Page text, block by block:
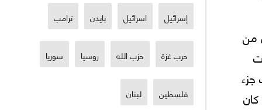
من
جزء
إسرائيل اسرائيل بايدن ترامب
حرب غزة حزب الله روسيا سوريا
فلسطين لبنان